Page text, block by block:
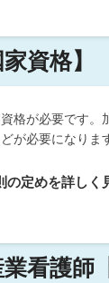
資格】
格が必要です。
が必要になりま
の定めを詳しく
看護師